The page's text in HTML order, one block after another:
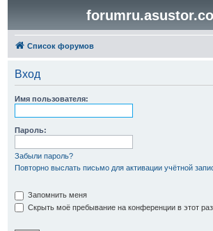
Список форумов
Вход
Имя пользователя:
Пароль:
Забыли пароль?
Повторно выслать письмо для активации учётной
Запомнить меня
Скрыть моё пребывание на конференции в этот раз